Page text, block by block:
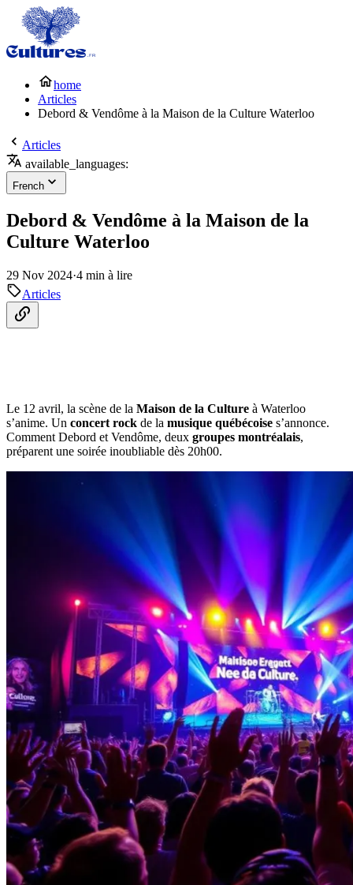
home
Articles
Debord & Vendôme à la Maison de la Culture Waterloo
Articles
available_languages:
French
Debord & Vendôme à la Maison de la
Culture Waterloo
29 Nov 2024·4 min à lire
Articles
Le 12 avril, la scène de la Maison de la Culture à Waterloo
s’anime. Un concert rock de la musique québécoise s’annonce.
Comment Debord et Vendôme, deux groupes montréalais,
préparent une soirée inoubliable dès 20h00.